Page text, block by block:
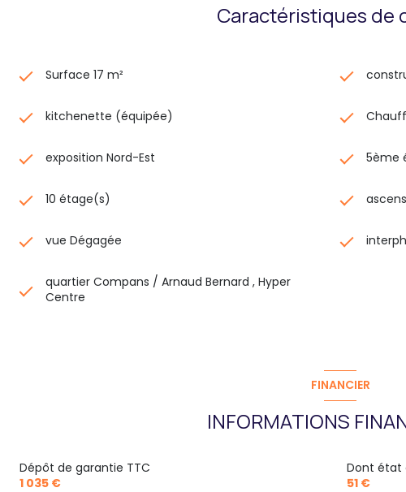
Caractéristiques de
Surface 17 m²
kitchenette (équipée)
exposition Nord-Est 5ème
10 étage(s)
vue Dégagée
quartier Compans / Arnaud Bernard , Hyper
Centre
FINANCIER
INFORMATIONS
Dont état
51 €
Dépôt de garantie TTC
1 035 €